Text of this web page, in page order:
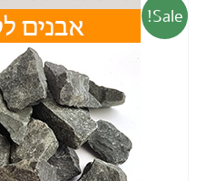
Sale!